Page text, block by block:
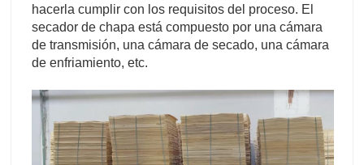
hacerla cumplir con los requisitos del proceso. El
secador de chapa está compuesto por una cámara
de transmisión, una cámara de secado, una cámara
de enfriamiento, etc.